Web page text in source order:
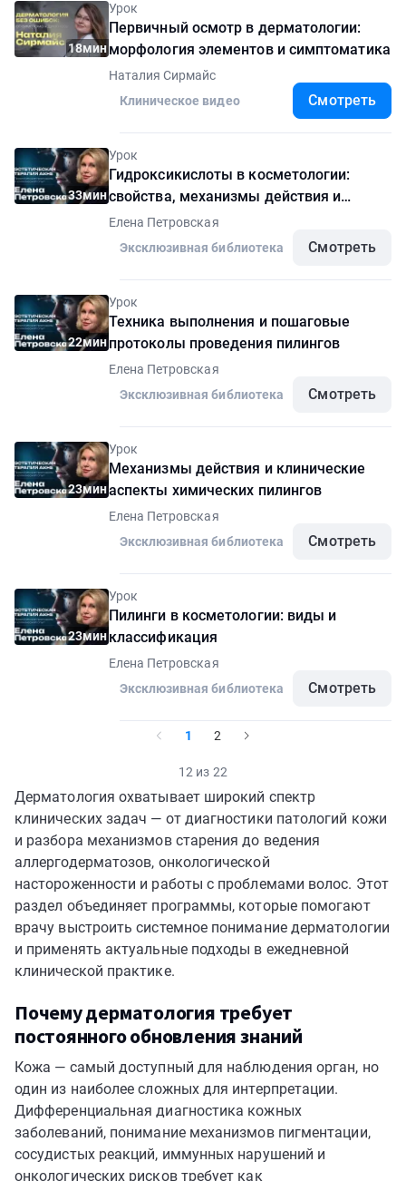
18мин
Урок
Первичный осмотр в дерматологии:
морфология элементов и симптоматика
Наталия Сирмайс
Клиническое видео
Смотреть
33мин
Урок
Гидроксикислоты в косметологии:
свойства, механизмы действия и
клиническое применение
Елена Петровская
Эксклюзивная библиотека
Смотреть
22мин
Урок
Техника выполнения и пошаговые
протоколы проведения пилингов
Елена Петровская
Эксклюзивная библиотека
Смотреть
23мин
Урок
Механизмы действия и клинические
аспекты химических пилингов
Елена Петровская
Эксклюзивная библиотека
Смотреть
23мин
Урок
Пилинги в косметологии: виды и
классификация
Елена Петровская
Эксклюзивная библиотека
Смотреть
1 2
12 из 22
Дерматология охватывает широкий спектр
клинических задач — от диагностики патологий кожи
и разбора механизмов старения до ведения
аллергодерматозов, онкологической
настороженности и работы с проблемами волос. Этот
раздел объединяет программы, которые помогают
врачу выстроить системное понимание дерматологии
и применять актуальные подходы в ежедневной
клинической практике.
Почему дерматология требует
постоянного обновления знаний
Кожа — самый доступный для наблюдения орган, но
один из наиболее сложных для интерпретации.
Дифференциальная диагностика кожных
заболеваний, понимание механизмов пигментации,
сосудистых реакций, иммунных нарушений и
онкологических рисков требует как